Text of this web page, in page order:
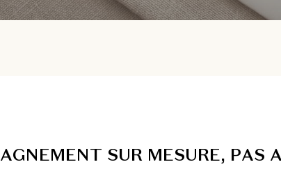
AGNEMENT SUR MESURE, PAS